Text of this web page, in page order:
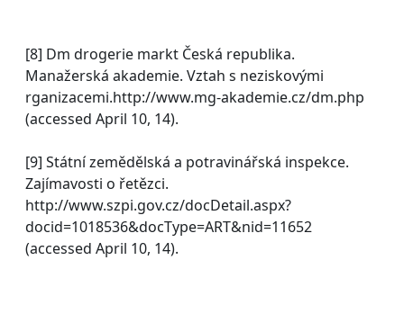
[8] Dm drogerie markt Česká republika.
Manažerská akademie. Vztah s neziskovými
rganizacemi.http://www.mg-akademie.cz/dm.php
(accessed April 10, 14).
[9] Státní zemědělská a potravinářská inspekce.
Zajímavosti o řetězci.
http://www.szpi.gov.cz/docDetail.aspx?
docid=1018536&docType=ART&nid=11652
(accessed April 10, 14).